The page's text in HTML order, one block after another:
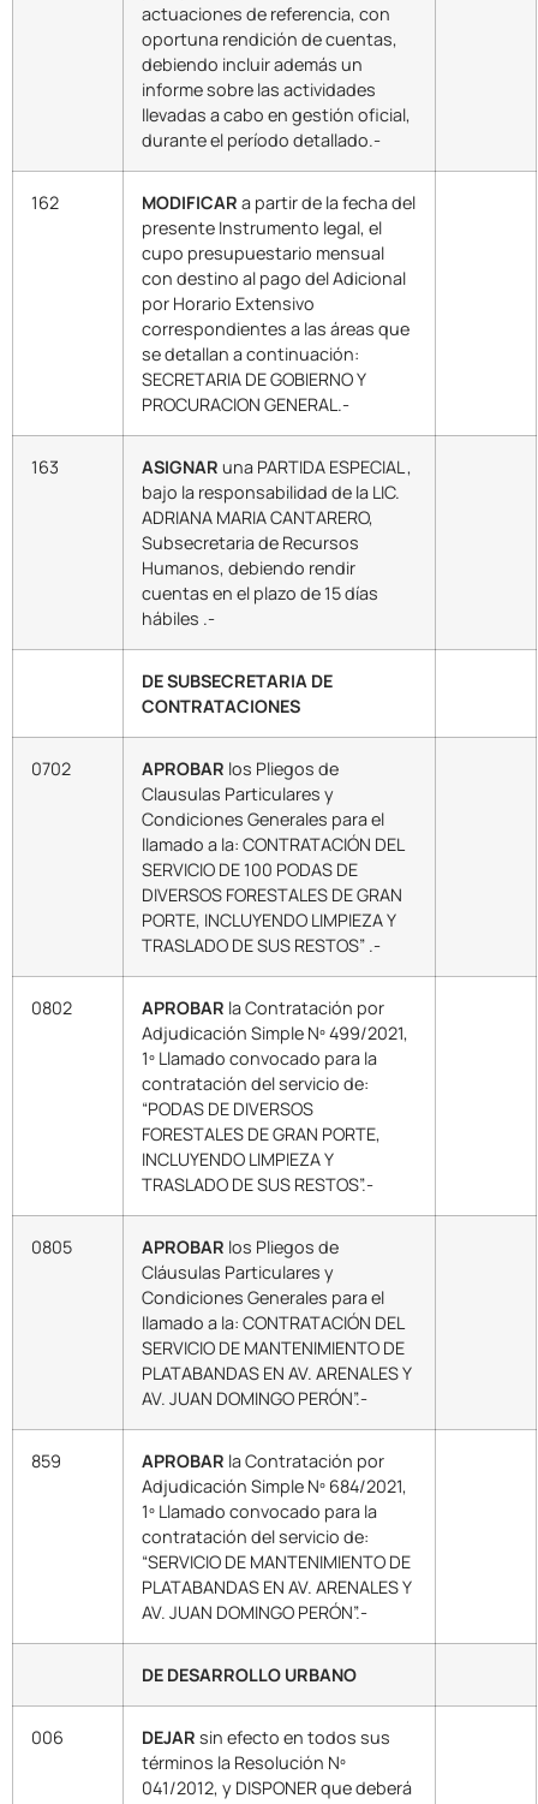
actuaciones de referencia, con
oportuna rendición de cuentas,
debiendo incluir además un
informe sobre las actividades
llevadas a cabo en gestión oficial,
durante el período detallado.-
162 MODIFICAR a partir de la fecha del
presente Instrumento legal, el
cupo presupuestario mensual
con destino al pago del Adicional
por Horario Extensivo
correspondientes a las áreas que
se detallan a continuación:
SECRETARIA DE GOBIERNO Y
PROCURACION GENERAL.-
163 ASIGNAR una PARTIDA ESPECIAL ,
bajo la responsabilidad de la LIC.
ADRIANA MARIA CANTARERO,
Subsecretaria de Recursos
Humanos, debiendo rendir
cuentas en el plazo de 15 días
hábiles .-
DE SUBSECRETARIA DE
CONTRATACIONES
0702 APROBAR los Pliegos de
Clausulas Particulares y
Condiciones Generales para el
llamado a la: CONTRATACIÓN DEL
SERVICIO DE 100 PODAS DE
DIVERSOS FORESTALES DE GRAN
PORTE, INCLUYENDO LIMPIEZA Y
TRASLADO DE SUS RESTOS” .-
0802 APROBAR la Contratación por
Adjudicación Simple Nº 499/2021,
1º Llamado convocado para la
contratación del servicio de:
“PODAS DE DIVERSOS
FORESTALES DE GRAN PORTE,
INCLUYENDO LIMPIEZA Y
TRASLADO DE SUS RESTOS”.-
0805 APROBAR los Pliegos de
Cláusulas Particulares y
Condiciones Generales para el
llamado a la: CONTRATACIÓN DEL
SERVICIO DE MANTENIMIENTO DE
PLATABANDAS EN AV. ARENALES Y
AV. JUAN DOMINGO PERÓN”.-
859 APROBAR la Contratación por
Adjudicación Simple Nº 684/2021,
1º Llamado convocado para la
contratación del servicio de:
“SERVICIO DE MANTENIMIENTO DE
PLATABANDAS EN AV. ARENALES Y
AV. JUAN DOMINGO PERÓN”.-
DE DESARROLLO URBANO
006 DEJAR sin efecto en todos sus
términos la Resolución Nº
041/2012, y DISPONER que deberá